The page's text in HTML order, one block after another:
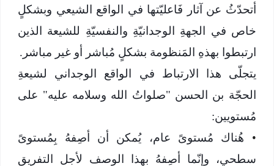
أتحدّثُ عن آثار فَاعليّتها في الواقع الشيعي وبشكلٍ
خاص في الجهةِ الوجدانيّةِ والنفسيّةِ للشيعة الذين
ارتبطوا بهذهِ المَنظومة بشكلٍ مُباشر أو غير مباشر.
يتجلّى هذا الارتباط في الواقع الوجداني لشيعةِ
الحجّة بن الحسن "صلواتُ الله وسلامه عليه" على
مُستويين:
•
هُناك مُستوىً عام، يُمكن أن أصِفهُ بِمُستوىً
سطحي، وإنّما أصِفهُ بهذا الوصف لأجل التفريق